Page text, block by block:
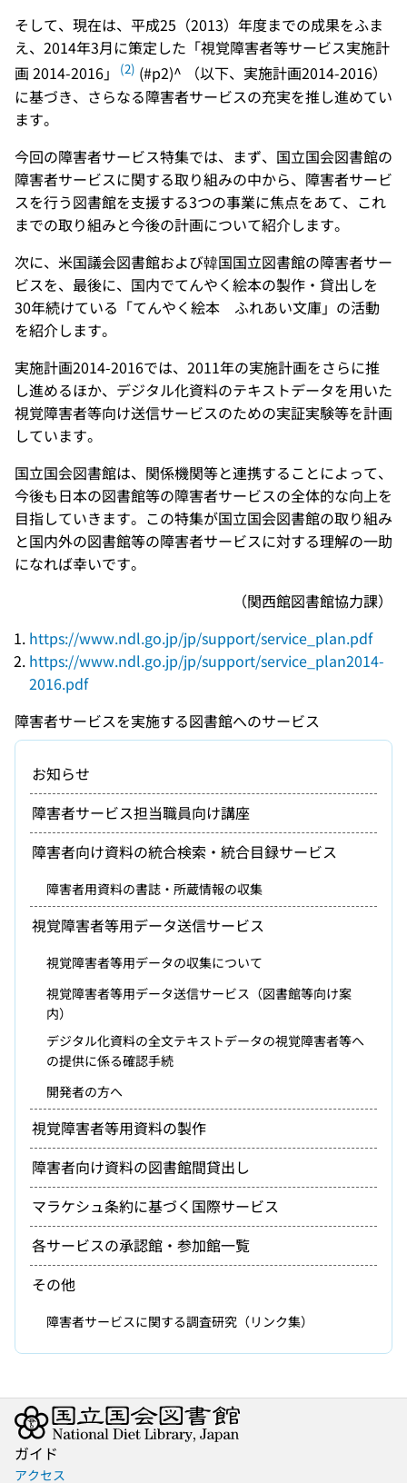
そして、現在は、平成25（2013）年度までの成果をふま
え、2014年3月に策定した「視覚障害者等サービス実施計
画 2014-2016」
(2) (#p2)^ （以下、実施計画2014-2016）
に基づき、さらなる障害者サービスの充実を推し進めてい
ます。
今回の障害者サービス特集では、まず、国立国会図書館の
障害者サービスに関する取り組みの中から、障害者サービ
スを行う図書館を支援する3つの事業に焦点をあて、これ
までの取り組みと今後の計画について紹介します。
次に、米国議会図書館および韓国国立図書館の障害者サー
ビスを、最後に、国内でてんやく絵本の製作・貸出しを
30年続けている「てんやく絵本 ふれあい文庫」の活動
を紹介します。
実施計画2014-2016では、2011年の実施計画をさらに推
し進めるほか、デジタル化資料のテキストデータを用いた
視覚障害者等向け送信サービスのための実証実験等を計画
しています。
国立国会図書館は、関係機関等と連携することによって、
今後も日本の図書館等の障害者サービスの全体的な向上を
目指していきます。この特集が国立国会図書館の取り組み
と国内外の図書館等の障害者サービスに対する理解の一助
になれば幸いです。
（関西館図書館協力課）
https://www.ndl.go.jp/jp/support/service_plan.pdf
https://www.ndl.go.jp/jp/support/service_plan2014-
2016.pdf
障害者サービスを実施する図書館へのサービス
お知らせ
障害者サービス担当職員向け講座
障害者向け資料の統合検索・統合目録サービス
障害者用資料の書誌・所蔵情報の収集
視覚障害者等用データ送信サービス
視覚障害者等用データの収集について
視覚障害者等用データ送信サービス（図書館等向け案
内）
デジタル化資料の全文テキストデータの視覚障害者等へ
の提供に係る確認手続
開発者の方へ
視覚障害者等用資料の製作
障害者向け資料の図書館間貸出し
マラケシュ条約に基づく国際サービス
各サービスの承認館・参加館一覧
その他
障害者サービスに関する調査研究（リンク集）
ガイド
アクセス